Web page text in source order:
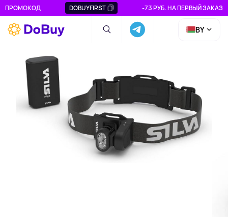
ПРОМОКОД DOBUYFIRST -73 РУБ. НА ПЕРВЫЙ ЗАКАЗ
BY